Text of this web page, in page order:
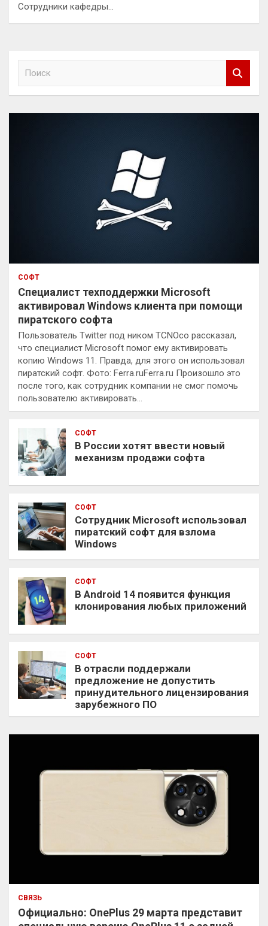
Сотрудники кафедры…
к
СОФТ
Специалист техподдержки Microsoft
активировал Windows клиента при помощи
пиратского софта
Пользователь Twitter под ником TCNOco рассказал,
что специалист Microsoft помог ему активировать
копию Windows 11. Правда, для этого он использовал
пиратский софт. Фото: Ferra.ruFerra.ru Произошло это
после того, как сотрудник компании не смог помочь
пользователю активировать…
СОФТ
В России хотят ввести новый
механизм продажи софта
СОФТ
Сотрудник Microsoft использовал
пиратский софт для взлома
Windows
СОФТ
В Android 14 появится функция
клонирования любых приложений
СОФТ
В отрасли поддержали
предложение не допустить
принудительного лицензирования
зарубежного ПО
СВЯЗЬ
Официально: OnePlus 29 марта представит